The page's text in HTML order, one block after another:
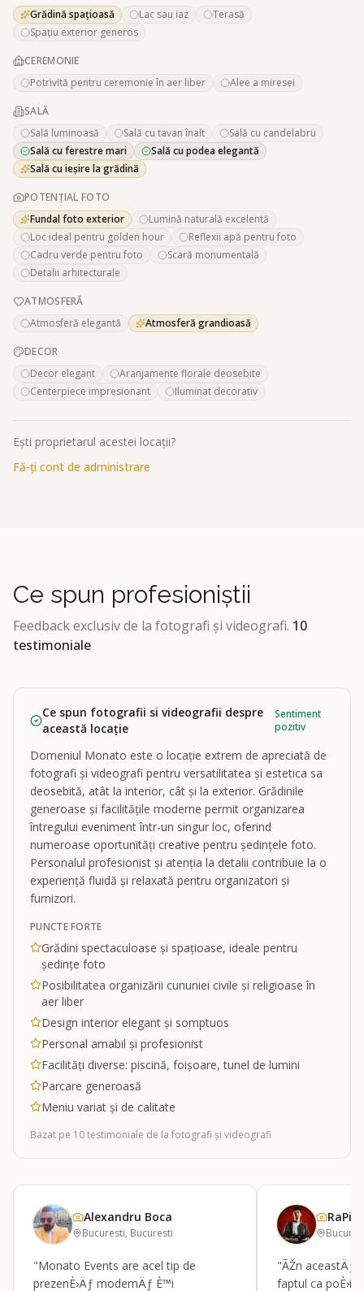
Grădină spațioasă
Lac sau iaz
Terasă
Spațiu exterior generos
CEREMONIE
Potrivită pentru ceremonie în aer liber
Alee a miresei
SALĂ
Sală luminoasă
Sală cu tavan înalt
Sală cu candelabru
Sală cu ferestre mari
Sală cu podea elegantă
Sală cu ieșire la grădină
POTENȚIAL FOTO
Fundal foto exterior
Lumină naturală excelentă
Loc ideal pentru golden hour
Reflexii apă pentru foto
Cadru verde pentru foto
Scară monumentală
Detalii arhitecturale
ATMOSFERĂ
Atmosferă elegantă
Atmosferă grandioasă
DECOR
Decor elegant
Aranjamente florale deosebite
Centerpiece impresionant
Iluminat decorativ
Ești proprietarul acestei locații?
Fă-ți cont de administrare
Ce spun profesioniștii
Feedback exclusiv de la fotografi și videografi. 10
testimoniale
Ce spun fotografii si videografii despre
această locație
Sentiment
pozitiv
Domeniul Monato este o locație extrem de apreciată de
fotografi și videografi pentru versatilitatea și estetica sa
deosebită, atât la interior, cât și la exterior. Grădinile
generoase și facilitățile moderne permit organizarea
întregului eveniment într-un singur loc, oferind
numeroase oportunități creative pentru ședințele foto.
Personalul profesionist și atenția la detalii contribuie la o
experiență fluidă și relaxată pentru organizatori și
furnizori.
PUNCTE FORTE
Grădini spectaculoase și spațioase, ideale pentru
ședințe foto
Posibilitatea organizării cununiei civile și religioase în
aer liber
Design interior elegant și somptuos
Personal amabil și profesionist
Facilități diverse: piscină, foișoare, tunel de lumini
Parcare generoasă
Meniu variat și de calitate
Bazat pe 10testimoniale de la fotografi și videografi
Alexandru Boca
Bucuresti, Bucuresti
"Monato Events are acel tip de
prezenÈ›Äƒ modernÄƒ È™i
"ÃŽn aceastÄƒ
faptul ca poÈ›i